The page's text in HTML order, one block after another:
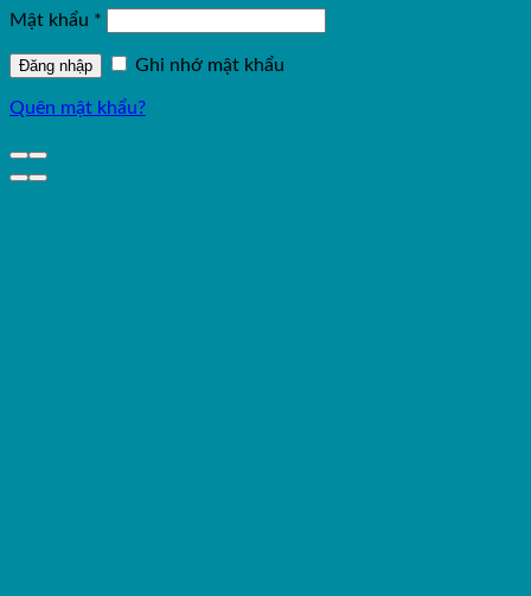
Mật khẩu *
Đăng nhập Ghi nhớ mật khẩu
Quên mật khẩu?